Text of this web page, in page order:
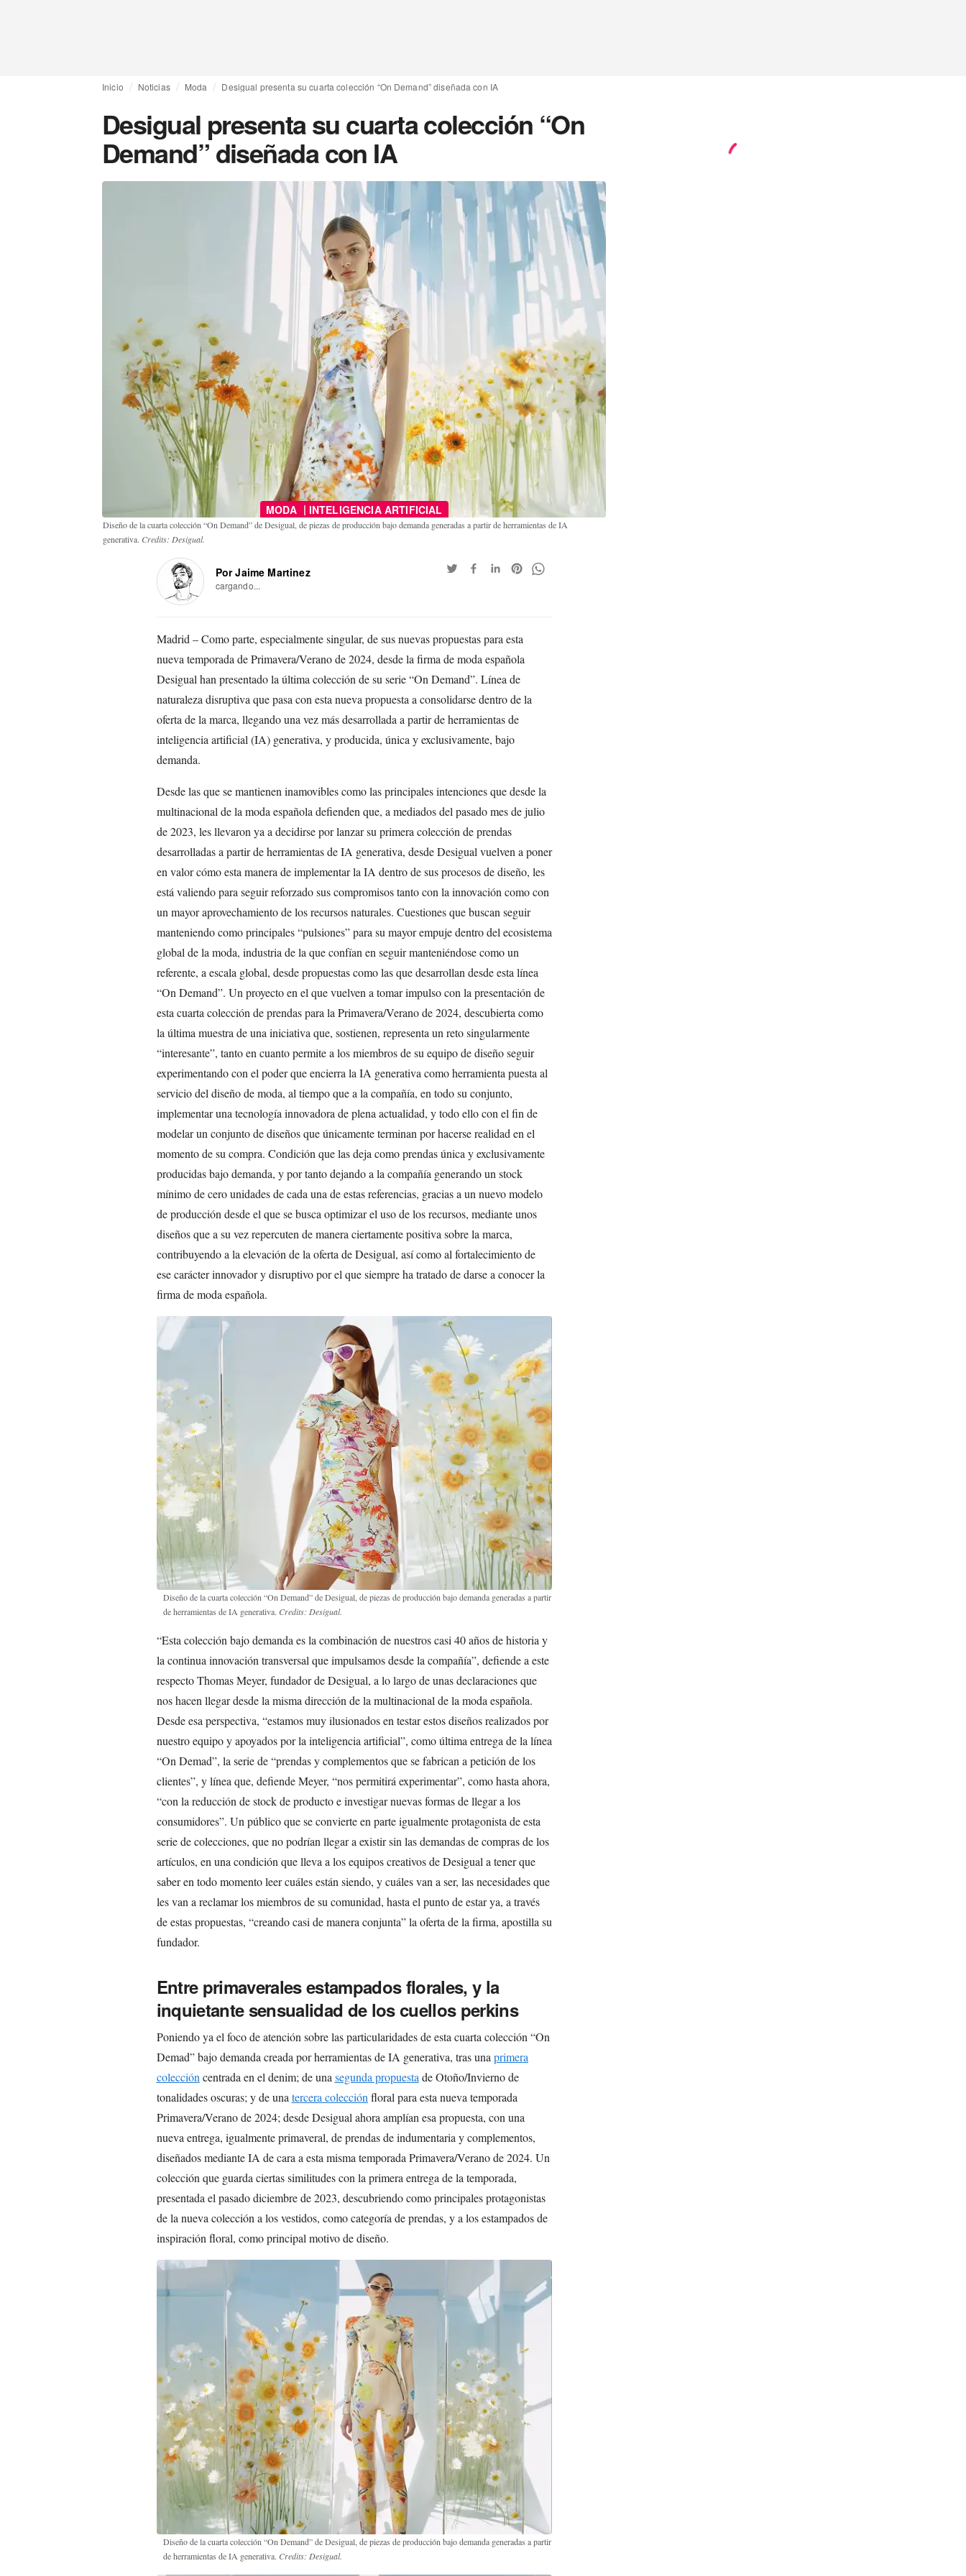
Inicio Noticias Moda Desigual presenta su cuarta colección “On Demand” diseñada con IA
Desigual presenta su cuarta colección “On
Demand” diseñada con IA
MODA | INTELIGENCIA ARTIFICIAL
Diseño de la cuarta colección “On Demand” de Desigual, de piezas de producción bajo demanda generadas a partir de herramientas de IA
generativa. Credits: Desigual.
Por Jaime Martinez
cargando...
Madrid – Como parte, especialmente singular, de sus nuevas propuestas para esta
nueva temporada de Primavera/Verano de 2024, desde la firma de moda española
Desigual han presentado la última colección de su serie “On Demand”. Línea de
naturaleza disruptiva que pasa con esta nueva propuesta a consolidarse dentro de la
oferta de la marca, llegando una vez más desarrollada a partir de herramientas de
inteligencia artificial (IA) generativa, y producida, única y exclusivamente, bajo
demanda.
Desde las que se mantienen inamovibles como las principales intenciones que desde la
multinacional de la moda española defienden que, a mediados del pasado mes de julio
de 2023, les llevaron ya a decidirse por lanzar su primera colección de prendas
desarrolladas a partir de herramientas de IA generativa, desde Desigual vuelven a poner
en valor cómo esta manera de implementar la IA dentro de sus procesos de diseño, les
está valiendo para seguir reforzado sus compromisos tanto con la innovación como con
un mayor aprovechamiento de los recursos naturales. Cuestiones que buscan seguir
manteniendo como principales “pulsiones” para su mayor empuje dentro del ecosistema
global de la moda, industria de la que confían en seguir manteniéndose como un
referente, a escala global, desde propuestas como las que desarrollan desde esta línea
“On Demand”. Un proyecto en el que vuelven a tomar impulso con la presentación de
esta cuarta colección de prendas para la Primavera/Verano de 2024, descubierta como
la última muestra de una iniciativa que, sostienen, representa un reto singularmente
“interesante”, tanto en cuanto permite a los miembros de su equipo de diseño seguir
experimentando con el poder que encierra la IA generativa como herramienta puesta al
servicio del diseño de moda, al tiempo que a la compañía, en todo su conjunto,
implementar una tecnología innovadora de plena actualidad, y todo ello con el fin de
modelar un conjunto de diseños que únicamente terminan por hacerse realidad en el
momento de su compra. Condición que las deja como prendas única y exclusivamente
producidas bajo demanda, y por tanto dejando a la compañía generando un stock
mínimo de cero unidades de cada una de estas referencias, gracias a un nuevo modelo
de producción desde el que se busca optimizar el uso de los recursos, mediante unos
diseños que a su vez repercuten de manera ciertamente positiva sobre la marca,
contribuyendo a la elevación de la oferta de Desigual, así como al fortalecimiento de
ese carácter innovador y disruptivo por el que siempre ha tratado de darse a conocer la
firma de moda española.
Diseño de la cuarta colección “On Demand” de Desigual, de piezas de producción bajo demanda generadas a partir
de herramientas de IA generativa. Credits: Desigual.
“Esta colección bajo demanda es la combinación de nuestros casi 40 años de historia y
la continua innovación transversal que impulsamos desde la compañía”, defiende a este
respecto Thomas Meyer, fundador de Desigual, a lo largo de unas declaraciones que
nos hacen llegar desde la misma dirección de la multinacional de la moda española.
Desde esa perspectiva, “estamos muy ilusionados en testar estos diseños realizados por
nuestro equipo y apoyados por la inteligencia artificial”, como última entrega de la línea
“On Demad”, la serie de “prendas y complementos que se fabrican a petición de los
clientes”, y línea que, defiende Meyer, “nos permitirá experimentar”, como hasta ahora,
“con la reducción de stock de producto e investigar nuevas formas de llegar a los
consumidores”. Un público que se convierte en parte igualmente protagonista de esta
serie de colecciones, que no podrían llegar a existir sin las demandas de compras de los
artículos, en una condición que lleva a los equipos creativos de Desigual a tener que
saber en todo momento leer cuáles están siendo, y cuáles van a ser, las necesidades que
les van a reclamar los miembros de su comunidad, hasta el punto de estar ya, a través
de estas propuestas, “creando casi de manera conjunta” la oferta de la firma, apostilla su
fundador.
Entre primaverales estampados florales, y la
inquietante sensualidad de los cuellos perkins
Poniendo ya el foco de atención sobre las particularidades de esta cuarta colección “On
Demad” bajo demanda creada por herramientas de IA generativa, tras unaprimera
coleccióncentrada en el denim; de unasegunda propuestade Otoño/Invierno de
tonalidades oscuras; y de unatercera colecciónfloral para esta nueva temporada
Primavera/Verano de 2024; desde Desigual ahora amplían esa propuesta, con una
nueva entrega, igualmente primaveral, de prendas de indumentaria y complementos,
diseñados mediante IA de cara a esta misma temporada Primavera/Verano de 2024. Un
colección que guarda ciertas similitudes con la primera entrega de la temporada,
presentada el pasado diciembre de 2023, descubriendo como principales protagonistas
de la nueva colección a los vestidos, como categoría de prendas, y a los estampados de
inspiración floral, como principal motivo de diseño.
Diseño de la cuarta colección “On Demand” de Desigual, de piezas de producción bajo demanda generadas a partir
de herramientas de IA generativa. Credits: Desigual.